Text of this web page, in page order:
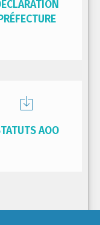
PRÉFECTURE
AOO